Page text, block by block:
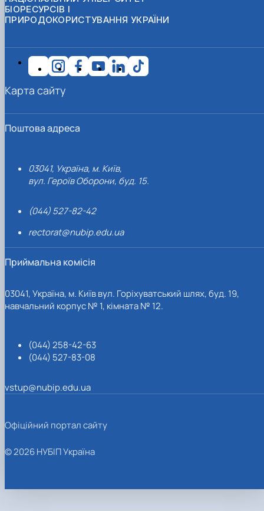
БІОРЕСУРСІВ І
ПРИРОДОКОРИСТУВАННЯ УКРАЇНИ
Поштова адреса
03041, Україна, м. Київ,
вул. Героїв Оборони, буд. 15.
(044) 527-82-42
rectorat@nubip.edu.ua
Приймальна комісія
03041, Україна, м. Київ вул. Горіхуватський шлях, буд. 19,
навчальний корпус № 1, кімната № 12.
(044) 258-42-63
(044) 527-83-08
vstup@nubip.edu.ua
Карта сайту
Офіційний портал сайту
© 2026 НУБІП Україна